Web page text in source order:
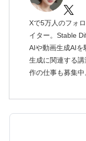
Xで5万人のフォ
イター。Stable
AIや動画生成AI
生成に関連する
作の仕事も募集中